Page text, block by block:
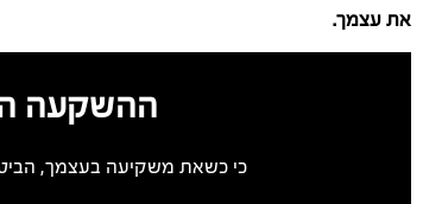
את עצמך.
ההשקעה
כי כשאת משקיעה בעצמך,